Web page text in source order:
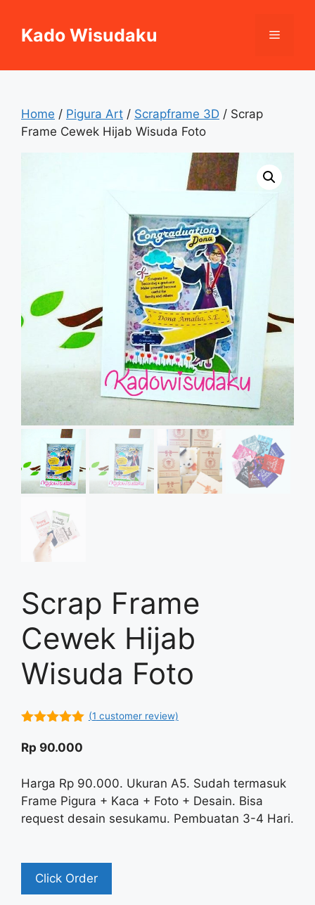
contentKado Wisudaku Menu
Home / Pigura Art / Scrapframe 3D / Scrap
Frame Cewek Hijab Wisuda Foto
Scrap Frame
Cewek Hijab
Wisuda Foto
5
(1 customer review)
Rp 90.000
Harga Rp 90.000. Ukuran A5. Sudah termasuk
Frame Pigura + Kaca + Foto + Desain. Bisa
request desain sesukamu. Pembuatan 3-4 Hari.
Click Order